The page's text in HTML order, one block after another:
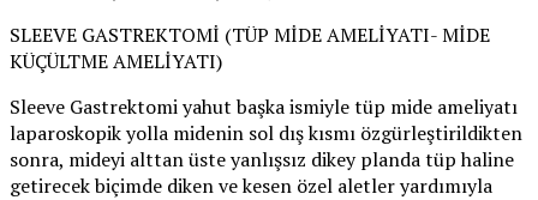
SLEEVE GASTREKTOMİ (TÜP MİDE AMELİYATI- MİDE
KÜÇÜLTME AMELİYATI)
Sleeve Gastrektomi yahut başka ismiyle tüp mide ameliyatı
laparoskopik yolla midenin sol dış kısmı özgürleştirildikten
sonra, mideyi alttan üste yanlışsız dikey planda tüp haline
getirecek biçimde diken ve kesen özel aletler yardımıyla